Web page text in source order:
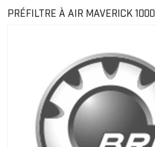
PRÉFILTRE À AIR MAVERICK 1000